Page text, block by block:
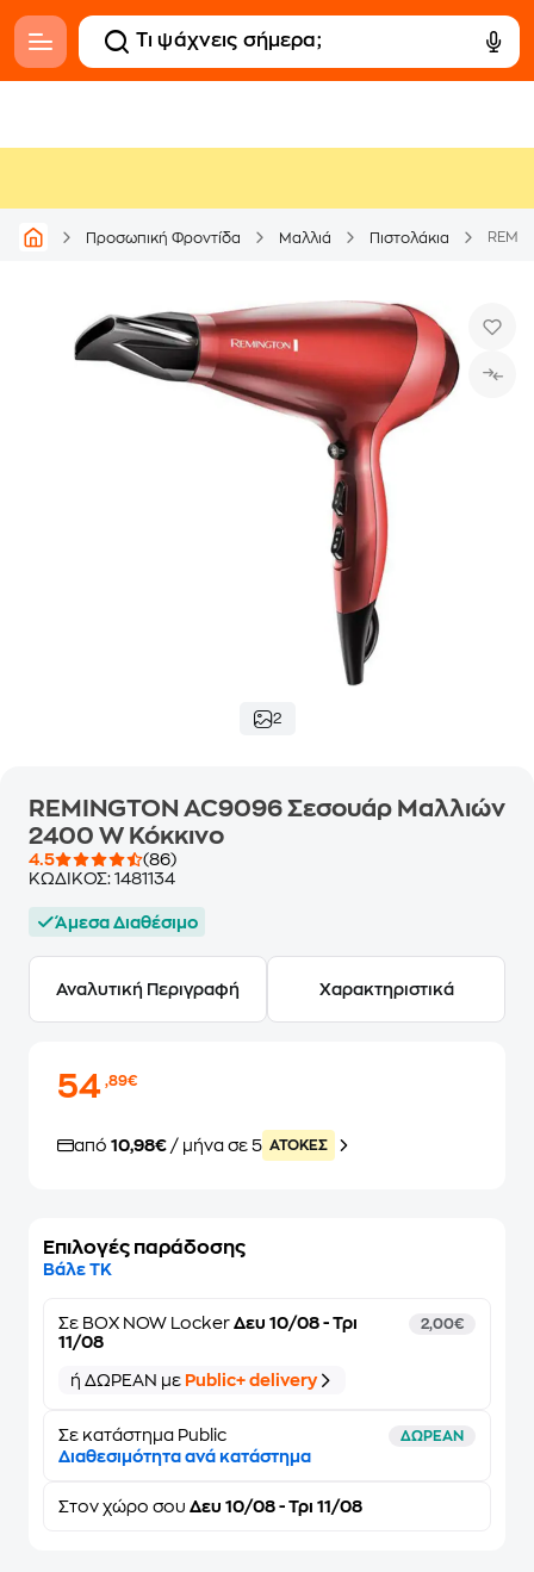
Προσωπική Φροντίδα Μαλλιά Πιστολάκια
2
REMINGTON AC9096 Σεσουάρ Μαλλιών
2400 W Κόκκινο
4.5
(86)
ΚΩΔΙΚΟΣ: 1481134
Άμεσα Διαθέσιμο
Αναλυτική Περιγραφή Χαρακτηριστικά
54,89€
από 10,98€ / μήνα σε 5 ATOKEΣ
Επιλογές παράδοσης
Βάλε ΤΚ
Σε BOX NOW Locker Δευ 10/08 - Τρι
11/08
2,00€
ή ΔΩΡΕΑΝ με Public+ delivery
Σε κατάστημα Public ΔΩΡΕΑΝ
Διαθεσιμότητα ανά κατάστημα
Στον χώρο σου Δευ 10/08 - Τρι 11/08